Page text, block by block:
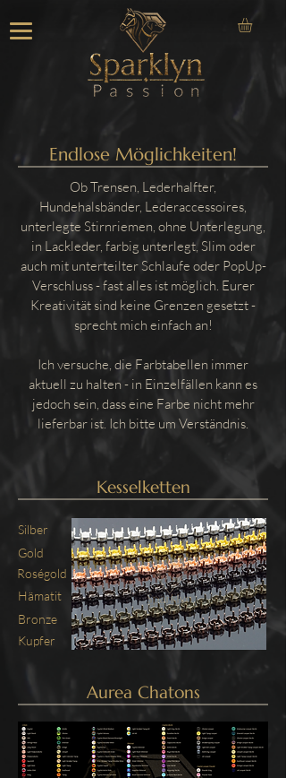
Endlose Möglichkeiten!
Ob Trensen, Lederhalfter,
Hundehalsbänder, Lederaccessoires,
unterlegte Stirnriemen, ohne Unterlegung,
in Lackleder, farbig unterlegt, Slim oder
auch mit unterteilter Schlaufe oder PopUp-
Verschluss - fast alles ist möglich. Eurer
Kreativität sind keine Grenzen gesetzt -
sprecht mich einfach an!
Ich versuche, die Farbtabellen immer
aktuell zu halten - in Einzelfällen kann es
jedoch sein, dass eine Farbe nicht mehr
lieferbar ist. Ich bitte um Verständnis.
Kesselketten
Silber
Gold
Roségold
Hämatit
Bronze
Kupfer
Aurea Chatons